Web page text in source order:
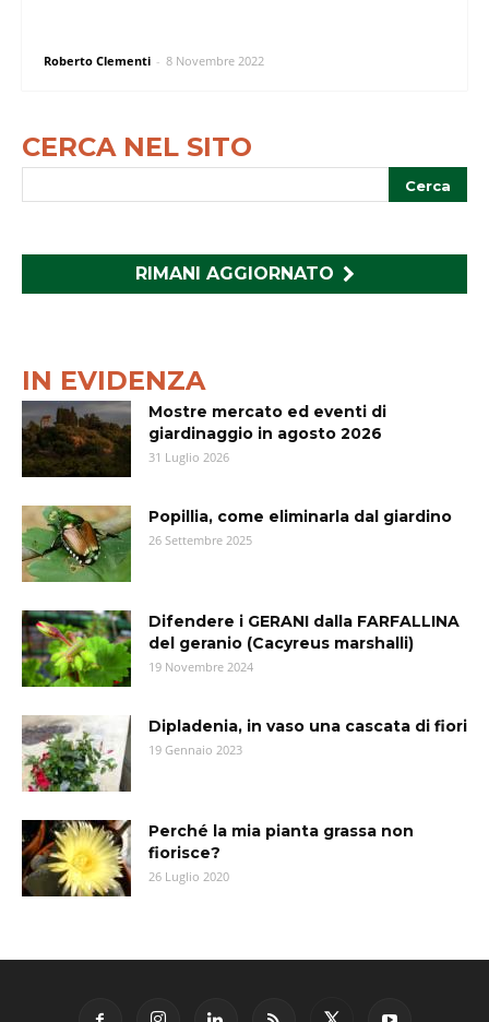
Roberto Clementi - 8 Novembre 2022
CERCA NEL SITO
RIMANI AGGIORNATO
IN EVIDENZA
Mostre mercato ed eventi di
giardinaggio in agosto 2026
31 Luglio 2026
Popillia, come eliminarla dal giardino
26 Settembre 2025
Difendere i GERANI dalla FARFALLINA
del geranio (Cacyreus marshalli)
19 Novembre 2024
Dipladenia, in vaso una cascata di fiori
19 Gennaio 2023
Perché la mia pianta grassa non
fiorisce?
26 Luglio 2020